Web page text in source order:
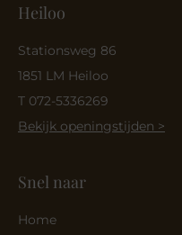
Heiloo
Stationsweg 86
1851 LM Heiloo
T 072-5336269
Bekijk openingstijden >
Snel naar
Home